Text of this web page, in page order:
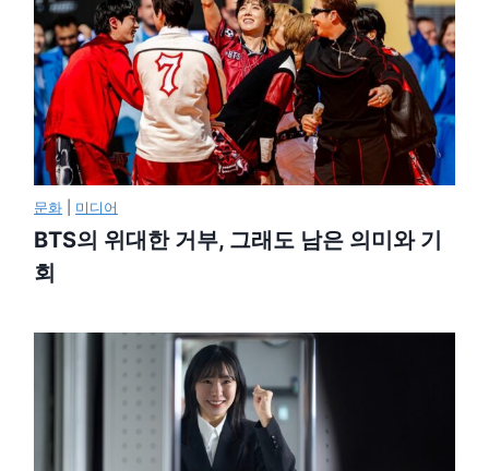
문화 미디어
BTS의 위대한 거부, 그래도 남은 의미와 기
회